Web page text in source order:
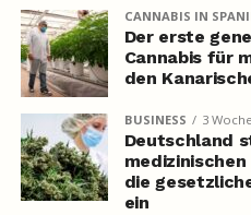
CANNABIS IN
Der erste
Cannabis für
den
BUSINESS 3
Deutschland
die
ein